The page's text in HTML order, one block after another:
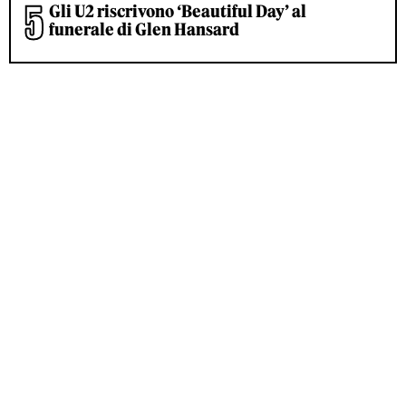
Gli U2 riscrivono ‘Beautiful Day’ al
funerale di Glen Hansard